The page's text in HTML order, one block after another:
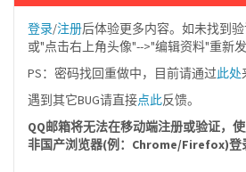
登录/注册后体验更多内容。如未找到
或"点击右上角头像"-->"编辑资料"重新发
PS：密码找回重做中，目前请通过此处
遇到其它BUG请直接点此反馈。
QQ邮箱将无法在移动端注册或验证，
非国产浏览器(例：Chrome/Firefox)登